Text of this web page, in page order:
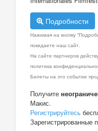
Подробности
Нажимая на кнопку
покидаете наш сайт.
На сайте партнеров
политика
Билеты на это событие
Получите
Макис.
Регистрируйтесь
Зарегистрированные